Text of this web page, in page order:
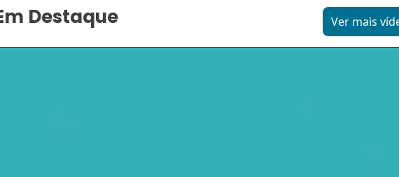
Destaque Ver mais